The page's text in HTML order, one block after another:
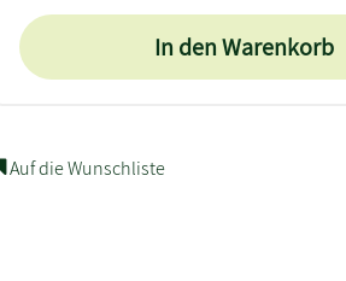
In den Warenkorb
Auf die Wunschliste